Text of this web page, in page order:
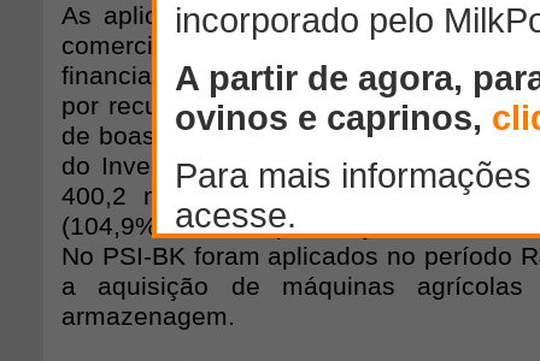
As aplicações nos programas
comercialização atingiram R$ 44,4
financiamentos para investimentos
por recursos da linha do Programa
de boas práticas agrícolas, e do
do Investimento (PSI-BK). No ABC,
400,2 milhões entre julho de 2011
(104,9% mais do que em julho de 2010
No PSI-BK foram aplicados no período
a aquisição de máquinas
armazenagem.